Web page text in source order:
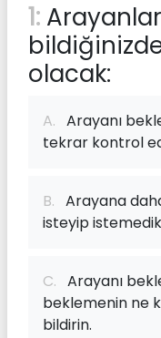
1:
olacak:
A. Arayanı
tekrar kontrol
B. Arayana
isteyip
C. Arayanı
beklemenin ne
bildirin.